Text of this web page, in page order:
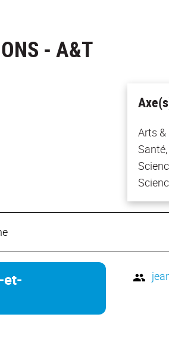
- A&T
et-
Arts &